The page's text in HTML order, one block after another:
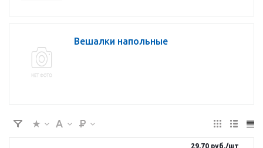
Вешалки напольные
29.70 руб./шт